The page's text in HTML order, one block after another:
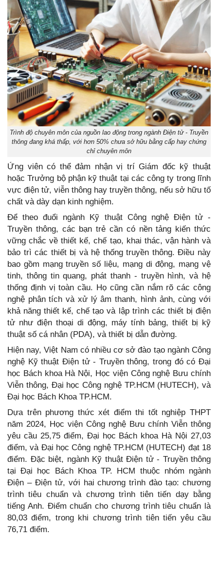
Trình độ chuyên môn của nguồn lao động trong ngành Điện tử - Truyền
thông đang khá thấp, với hơn 50% chưa sở hữu bằng cấp hay chứng
chỉ chuyên môn
Ứng viên có thể đảm nhận vị trí Giám đốc kỹ thuật
hoặc Trưởng bộ phận kỹ thuật tại các công ty trong lĩnh
vực điện tử, viễn thông hay truyền thông, nếu sở hữu tố
chất và dày dạn kinh nghiệm.
Để theo đuổi ngành Kỹ thuật Công nghệ Điện tử -
Truyền thông, các bạn trẻ cần có nền tảng kiến thức
vững chắc về thiết kế, chế tạo, khai thác, vận hành và
bảo trì các thiết bị và hệ thống truyền thông. Điều này
bao gồm mạng truyền số liệu, mạng di động, mạng vệ
tinh, thông tin quang, phát thanh - truyền hình, và hệ
thống định vị toàn cầu. Họ cũng cần nắm rõ các công
nghệ phân tích và xử lý âm thanh, hình ảnh, cùng với
khả năng thiết kế, chế tạo và lập trình các thiết bị điện
tử như điện thoại di động, máy tính bảng, thiết bị kỹ
thuật số cá nhân (PDA), và thiết bị dẫn đường.
Hiện nay, Việt Nam có nhiều cơ sở đào tạo ngành Công
nghệ Kỹ thuật Điện tử - Truyền thông, trong đó có Đại
học Bách khoa Hà Nội, Học viện Công nghệ Bưu chính
Viễn thông, Đại học Công nghệ TP.HCM (HUTECH), và
Đại học Bách Khoa TP.HCM.
Dựa trên phương thức xét điểm thi tốt nghiệp THPT
năm 2024, Học viện Công nghệ Bưu chính Viễn thông
yêu cầu 25,75 điểm, Đại học Bách khoa Hà Nội 27,03
điểm, và Đại học Công nghệ TP.HCM (HUTECH) đạt 18
điểm. Đặc biệt, ngành Kỹ thuật Điện tử - Truyền thông
tại Đại học Bách Khoa TP. HCM thuộc nhóm ngành
Điện – Điện tử, với hai chương trình đào tạo: chương
trình tiêu chuẩn và chương trình tiên tiến dạy bằng
tiếng Anh. Điểm chuẩn cho chương trình tiêu chuẩn là
80,03 điểm, trong khi chương trình tiên tiến yêu cầu
76,71 điểm.